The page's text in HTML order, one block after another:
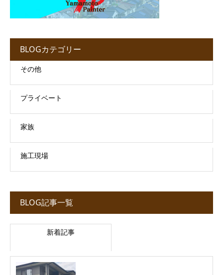
BLOGカテゴリー
その他
プライベート
家族
施工現場
BLOG記事一覧
新着記事